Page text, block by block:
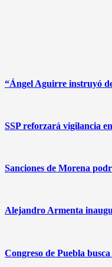
“Ángel Aguirre instruyó
SSP reforzará vigilancia
Sanciones de Morena
Alejandro Armenta
Congreso de Puebla